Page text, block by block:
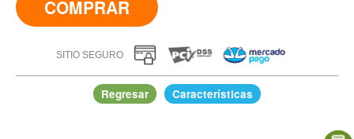
COMPRAR
SITIO SEGURO
Regresar Características